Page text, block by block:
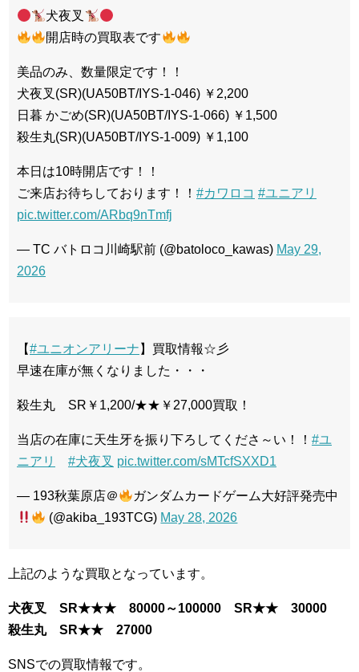
犬夜叉
開店時の買取表です
美品のみ、数量限定です！！
犬夜叉(SR)(UA50BT/IYS-1-046) ￥2,200
日暮 かごめ(SR)(UA50BT/IYS-1-066) ￥1,500
殺生丸(SR)(UA50BT/IYS-1-009) ￥1,100
本日は10時開店です！！
ご来店お待ちしております！！ #カワロコ #ユニアリ
pic.twitter.com/ARbq9nTmfj
— TC バトロコ川崎駅前 (@batoloco_kawas) May 29,
2026
【#ユニオンアリーナ 】買取情報☆彡
早速在庫が無くなりました・・・
殺生丸 SR￥1,200/★★￥27,000買取！
当店の在庫に天生牙を振り下ろしてくださ～い！！ #ユ
ニアリ
#犬夜叉 pic.twitter.com/sMTcfSXXD1
— 193秋葉原店＠
ガンダムカードゲーム大好評発売中
(@akiba_193TCG) May 28, 2026
上記のような買取となっています。
犬夜叉 SR★★★ 80000～100000 SR★★ 30000
殺生丸 SR★★ 27000
SNSでの買取情報です。